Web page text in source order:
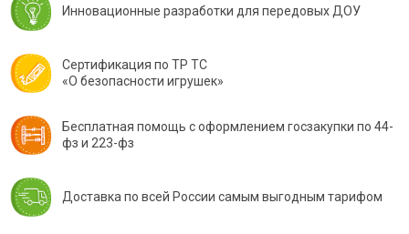
Инновационные разработки для передовых ДОУ
Сертификация по ТР ТС
«О безопасности игрушек»
Бесплатная помощь с оформлением госзакупки по 44-
фз и 223-фз
Доставка по всей России самым выгодным тарифом